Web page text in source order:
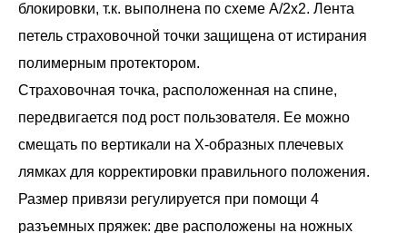
блокировки, т.к. выполнена по схеме А/2х2. Лента
петель страховочной точки защищена от истирания
полимерным протектором.
Страховочная точка, расположенная на спине,
передвигается под рост пользователя. Ее можно
смещать по вертикали на Х-образных плечевых
лямках для корректировки правильного положения.
Размер привязи регулируется при помощи 4
разъемных пряжек: две расположены на ножных